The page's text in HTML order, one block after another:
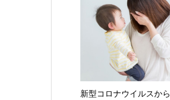
新型コロナウイルスから